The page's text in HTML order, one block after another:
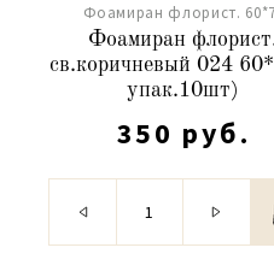
Фоамиран флорист.
Фоамиран
св.коричневый 024
упак.10шт)
350 руб.